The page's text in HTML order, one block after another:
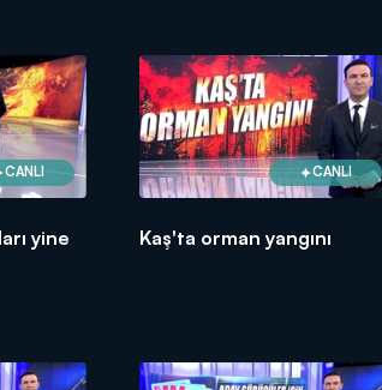
CANLI
yine
CANLI
Kaş'ta orman yangını